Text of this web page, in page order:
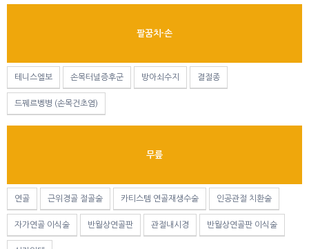
팔꿈치-손
테니스엘보 손목터널증후군 방아쇠수지 결절종
드꿰르벵병 (손목건초염)
무릎
연골 근위경골 절골술 카티스템 연골재생수술 인공관절 치환술
자가연골 이식술 반월상연골판 관절내시경 반월상연골판 이식술